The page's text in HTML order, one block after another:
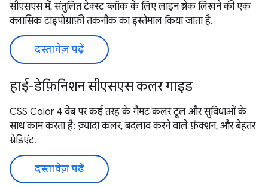
सीएसएस में, संतुलित टेक्स्ट ब्लॉक के लिए लाइन ब्रेक लिखने की एक
क्लासिक टाइपोग्राफ़ी तकनीक का इस्तेमाल किया जाता है.
दस्तावेज़ पढ़ें
हाई-डेफ़िनिशन सीएसएस कलर गाइड
CSS Color 4 वेब पर कई तरह के गैमट कलर टूल और सुविधाओं के
साथ काम करता है: ज़्यादा कलर, बदलाव करने वाले फ़ंक्शन, और बेहतर
ग्रेडिएंट.
दस्तावेज़ पढ़ें